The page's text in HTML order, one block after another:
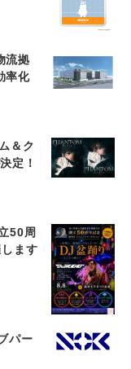
流拠
率化
＆ク
定！
50周
ます
パー